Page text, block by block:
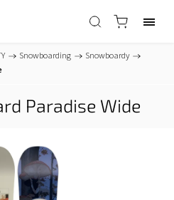
/ Snowboarding / Snowboardy /
Paradise Wide